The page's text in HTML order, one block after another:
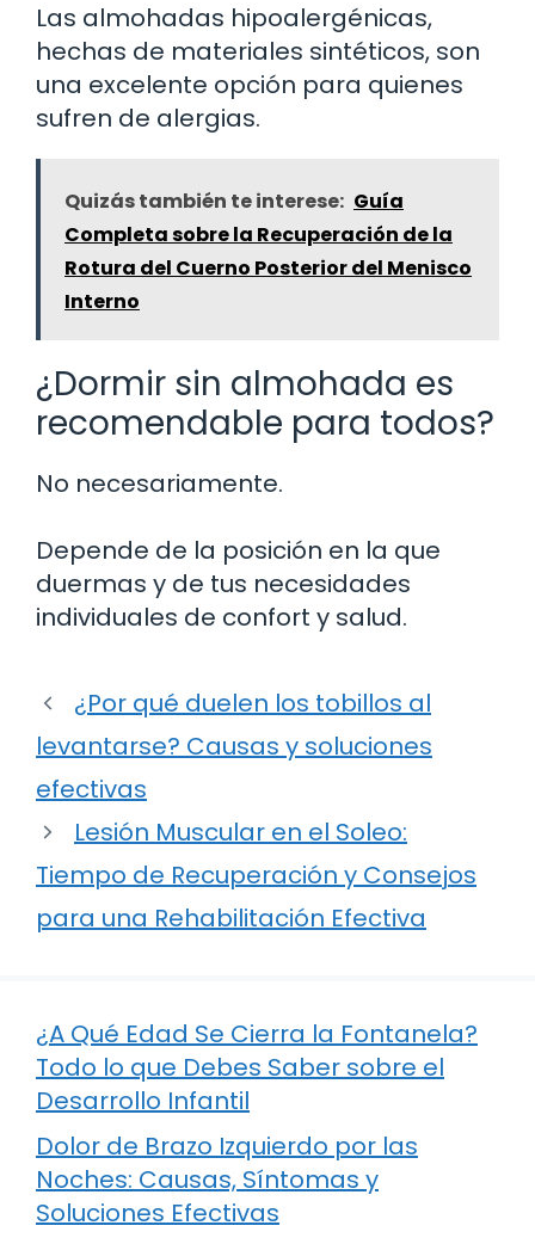
Las almohadas hipoalergénicas,
hechas de materiales sintéticos, son
una excelente opción para quienes
sufren de alergias.
Quizás también te interese: Guía
Completa sobre la Recuperación de la
Rotura del Cuerno Posterior del Menisco
Interno
¿Dormir sin almohada es
recomendable para todos?
No necesariamente.
Depende de la posición en la que
duermas y de tus necesidades
individuales de confort y salud.
¿Por qué duelen los tobillos al
levantarse? Causas y soluciones
efectivas
Lesión Muscular en el Soleo:
Tiempo de Recuperación y Consejos
para una Rehabilitación Efectiva
¿A Qué Edad Se Cierra la Fontanela?
Todo lo que Debes Saber sobre el
Desarrollo Infantil
Dolor de Brazo Izquierdo por las
Noches: Causas, Síntomas y
Soluciones Efectivas